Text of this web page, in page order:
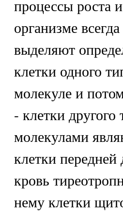
процессы роста
организме
выделяют
клетки одного
молекуле и
- клетки
молекулами
клетки
кровь
нему клетки